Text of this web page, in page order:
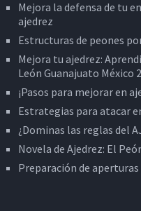
Mejora la defensa de tu
ajedrez
Estructuras de peones
Mejora tu ajedrez:
León Guanajuato México
¡Pasos para mejorar en
Estrategias para atacar
¿Dominas las reglas del
Novela de Ajedrez: El
Preparación de aperturas